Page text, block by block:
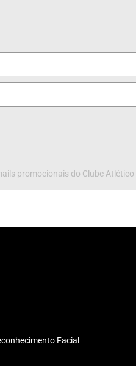
promocionais do Clube Atlético
Facial